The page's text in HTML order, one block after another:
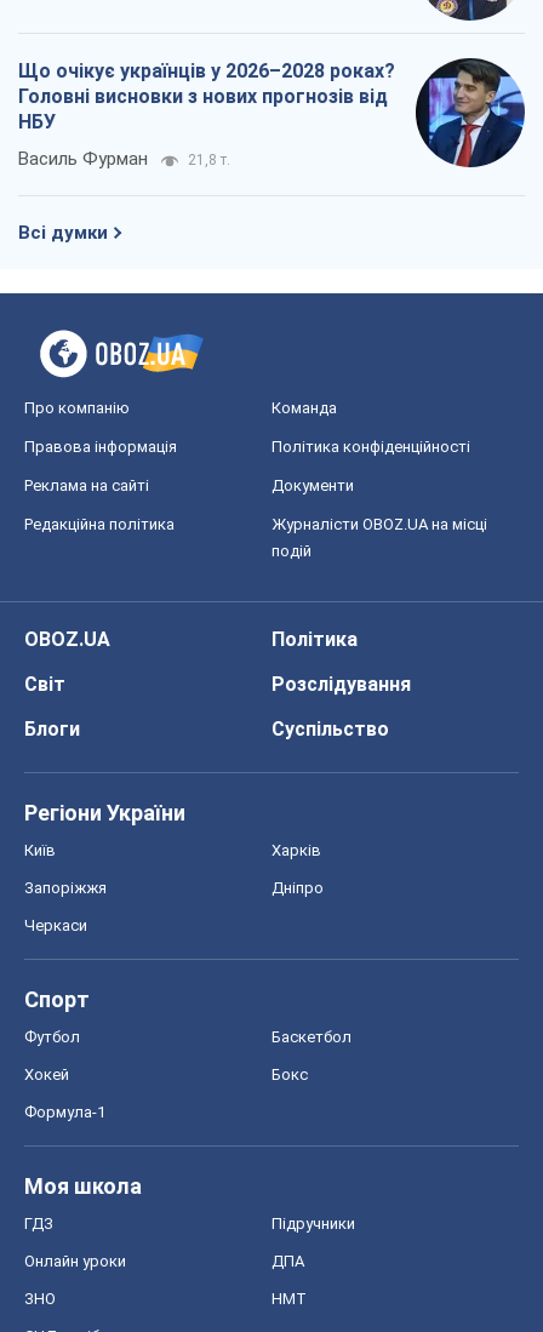
Що очікує українців у 2026–2028 роках?
Головні висновки з нових прогнозів від
НБУ
Василь Фурман 21,8 т.
Всі думки
Про компанію Команда
Правова інформація Політика конфіденційності
Реклама на сайті Документи
Редакційна політика
Журналісти OBOZ.UA на місці
подій
OBOZ.UA
Політика
Світ
Розслідування
Блоги
Суспільство
Регіони України
Київ Харків
Запоріжжя Дніпро
Черкаси
Спорт
Футбол Баскетбол
Хокей Бокс
Формула-1
Моя школа
ГДЗ Підручники
Онлайн уроки ДПА
ЗНО НМТ